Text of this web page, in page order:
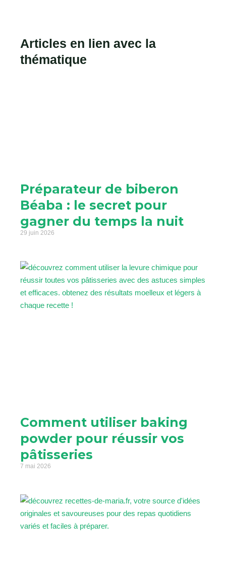
Articles en lien avec la
thématique
Préparateur de biberon
Béaba : le secret pour
gagner du temps la nuit
29 juin 2026
Comment utiliser baking
powder pour réussir vos
pâtisseries
7 mai 2026